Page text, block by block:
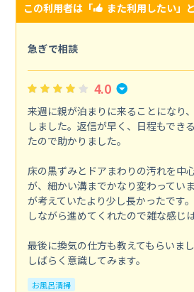
この利用者は「 また利用したい」
急ぎで相談
4.0
来週に親が泊まりに来ることになり
しました。返信が早く、日程もでき
たので助かりました。
床の黒ずみとドアまわりの汚れを中
が、細かい溝までかなり変わってい
が考えていたより少し長かったです
しながら進めてくれたので雑な感じ
最後に換気の仕方も教えてもらいま
しばらく意識してみます。
お風呂清掃